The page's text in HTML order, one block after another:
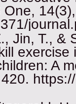
Jin, T., &
A